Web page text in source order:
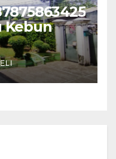
Kebun